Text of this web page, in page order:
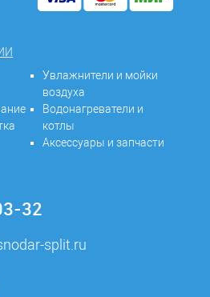
Увлажнители и мойки
воздуха
Водонагреватели и
котлы
Аксессуары и запчасти
32
split.ru